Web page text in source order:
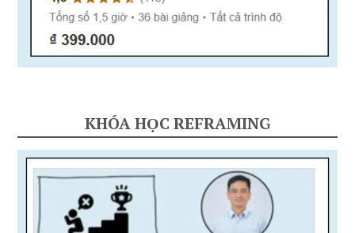
KHÓA HỌC REFRAMING